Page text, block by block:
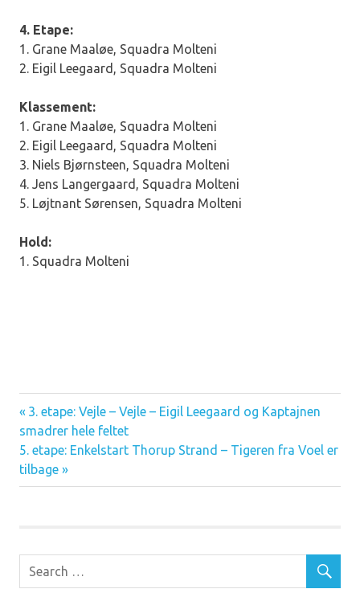
4. Etape:
1. Grane Maaløe, Squadra Molteni
2. Eigil Leegaard, Squadra Molteni
Klassement:
1. Grane Maaløe, Squadra Molteni
2. Eigil Leegaard, Squadra Molteni
3. Niels Bjørnsteen, Squadra Molteni
4. Jens Langergaard, Squadra Molteni
5. Løjtnant Sørensen, Squadra Molteni
Hold:
1. Squadra Molteni
Indlægsnavigation
Previous
Post:
3. etape: Vejle – Vejle – Eigil Leegaard og Kaptajnen
smadrer hele feltet
Next
Post:
5. etape: Enkelstart Thorup Strand – Tigeren fra Voel er
tilbage